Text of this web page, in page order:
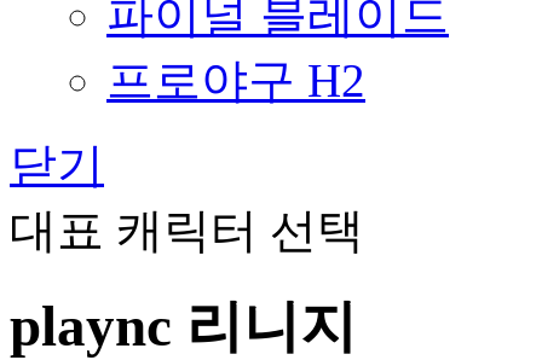
파이널 블레이드
프로야구 H2
닫기
대표 캐릭터 선택
plaync 리니지